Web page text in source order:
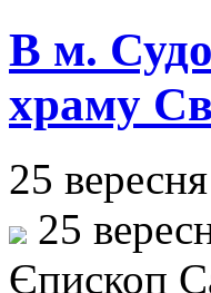
В м.
храму
25
25
Єпископ